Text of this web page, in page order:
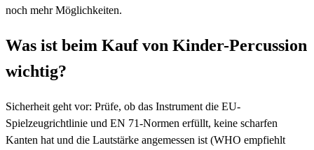
noch mehr Möglichkeiten.
Was ist beim Kauf von Kinder-Percussion
wichtig?
Sicherheit geht vor: Prüfe, ob das Instrument die EU-
Spielzeugrichtlinie und EN 71-Normen erfüllt, keine scharfen
Kanten hat und die Lautstärke angemessen ist (WHO empfiehlt